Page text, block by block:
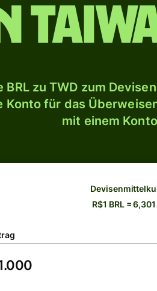
BRL zu TWD zum
Konto für das
mit einem
R$1 BRL =